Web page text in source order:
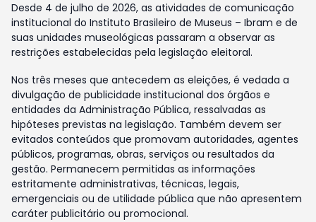
Desde 4 de julho de 2026, as atividades de comunicação
institucional do Instituto Brasileiro de Museus – Ibram e de
suas unidades museológicas passaram a observar as
restrições estabelecidas pela legislação eleitoral.
Nos três meses que antecedem as eleições, é vedada a
divulgação de publicidade institucional dos órgãos e
entidades da Administração Pública, ressalvadas as
hipóteses previstas na legislação. Também devem ser
evitados conteúdos que promovam autoridades, agentes
públicos, programas, obras, serviços ou resultados da
gestão. Permanecem permitidas as informações
estritamente administrativas, técnicas, legais,
emergenciais ou de utilidade pública que não apresentem
caráter publicitário ou promocional.